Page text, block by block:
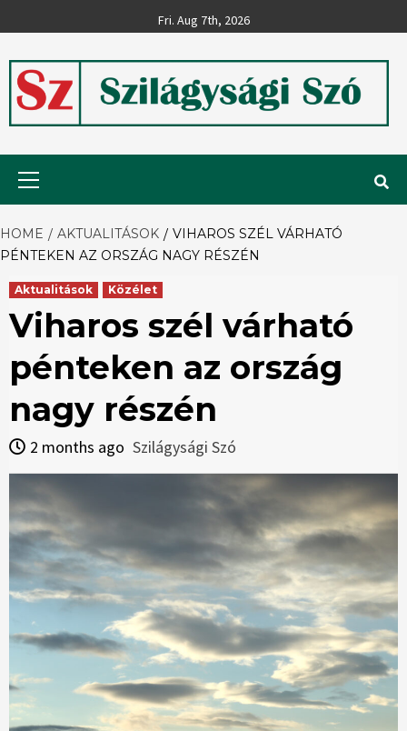
to
Fri. Aug 7th, 2026
Szilágysági
Szó
HOME AKTUALITÁSOK
VIHAROS SZÉL VÁRHATÓ
PÉNTEKEN AZ ORSZÁG NAGY RÉSZÉN
Aktualitások Közélet
Viharos szél várható
pénteken az ország
nagy részén
2 months ago Szilágysági Szó